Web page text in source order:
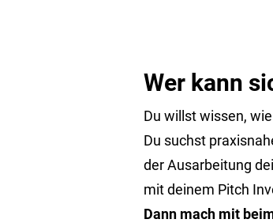
Wer kann
Du willst wissen,
Du suchst
der Ausarbeitung
mit deinem Pitch
Dann mach mit